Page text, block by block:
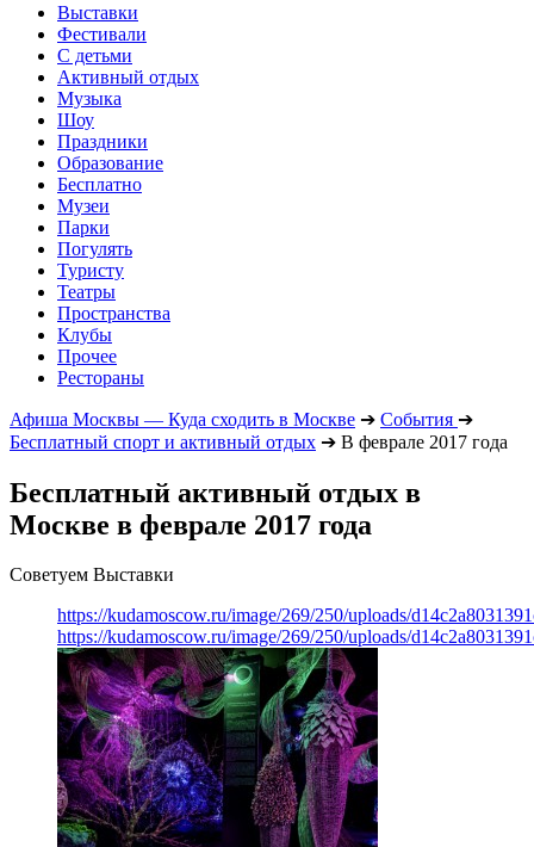
Выставки
Фестивали
С детьми
Активный отдых
Музыка
Шоу
Праздники
Образование
Бесплатно
Музеи
Парки
Погулять
Туристу
Театры
Пространства
Клубы
Прочее
Рестораны
Афиша Москвы — Куда сходить в Москве ➔ События ➔
Бесплатный спорт и активный отдых ➔ В феврале 2017 года
Бесплатный активный отдых в
Москве в феврале 2017 года
Советуем Выставки
https://kudamoscow.ru/image/269/250/uploads/
https://kudamoscow.ru/image/269/250/uploads/